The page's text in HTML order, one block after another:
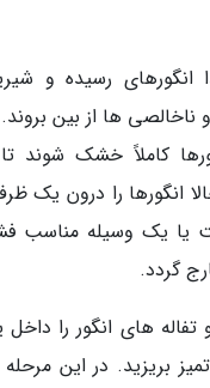
انگورهای رسیده و
ناخالصی ها از بین
کاملاً خشک شوند
انگورها را درون یک
یا یک وسیله مناسب
گردد.
تفاله های انگور را
بریزید. در این